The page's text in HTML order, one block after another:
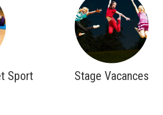
Sport Stage Vacances